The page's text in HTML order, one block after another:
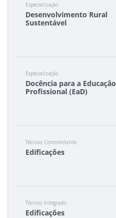
Especialização
Desenvolvimento Rural
Sustentável
Especialização
Docência para a Educação
Profissional (EaD)
Técnico Concomitante
Edificações
Técnico Integrado
Edificações